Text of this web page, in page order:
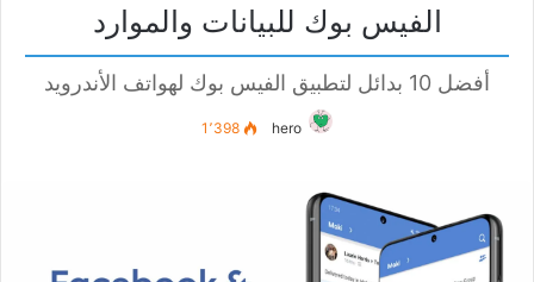
الفيس بوك للبيانات والموارد
أفضل 10 بدائل لتطبيق الفيس بوك لهواتف الأندرويد
hero 1٬398